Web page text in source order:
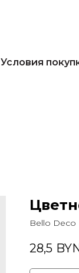
Условия
Bello Deco
28,5